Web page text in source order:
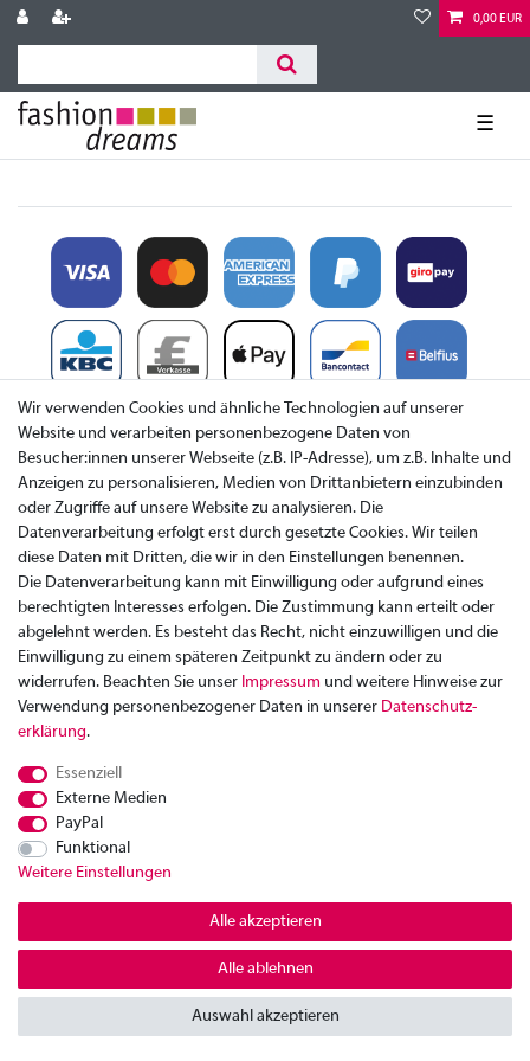
0,00 EUR
☰
Zahlung
Versand
Rücksendung
Datenschutzerklärung
AGB
Kontakt
Impressum
Widerrufsrecht
Wir verwenden Cookies und ähnliche Technologien auf unserer
Website und verarbeiten personenbezogene Daten von
Besucher:innen unserer Webseite (z.B. IP-Adresse), um z.B. Inhalte und
Anzeigen zu personalisieren, Medien von Drittanbietern einzubinden
oder Zugriffe auf unsere Website zu analysieren. Die
Datenverarbeitung erfolgt erst durch gesetzte Cookies. Wir teilen
diese Daten mit Dritten, die wir in den Einstellungen benennen.
Die Datenverarbeitung kann mit Einwilligung oder aufgrund eines
berechtigten Interesses erfolgen. Die Zustimmung kann erteilt oder
abgelehnt werden. Es besteht das Recht, nicht einzuwilligen und die
Einwilligung zu einem späteren Zeitpunkt zu ändern oder zu
widerrufen. Beachten Sie unser Impressum und weitere Hinweise zur
Verwendung personenbezogener Daten in unserer Daten­schutz­
erklärung.
Essenziell
Externe Medien
PayPal
Funktional
Weitere Einstellungen
Alle akzeptieren
Alle ablehnen
Auswahl akzeptieren